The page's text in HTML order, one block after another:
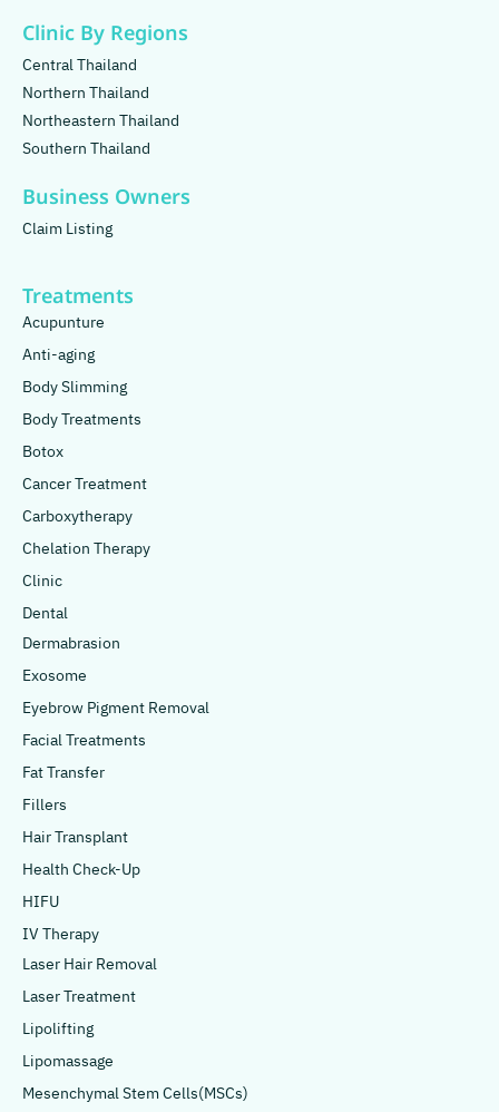
Clinic By Regions
Central Thailand
Northern Thailand
Northeastern Thailand
Southern Thailand
Business Owners
Claim Listing
Treatments
Acupunture
Anti-aging
Body Slimming
Body Treatments
Botox
Cancer Treatment
Carboxytherapy
Chelation Therapy
Clinic
Dental
Dermabrasion
Exosome
Eyebrow Pigment Removal
Facial Treatments
Fat Transfer
Fillers
Hair Transplant
Health Check-Up
HIFU
IV Therapy
Laser Hair Removal
Laser Treatment
Lipolifting
Lipomassage
Mesenchymal Stem Cells(MSCs)